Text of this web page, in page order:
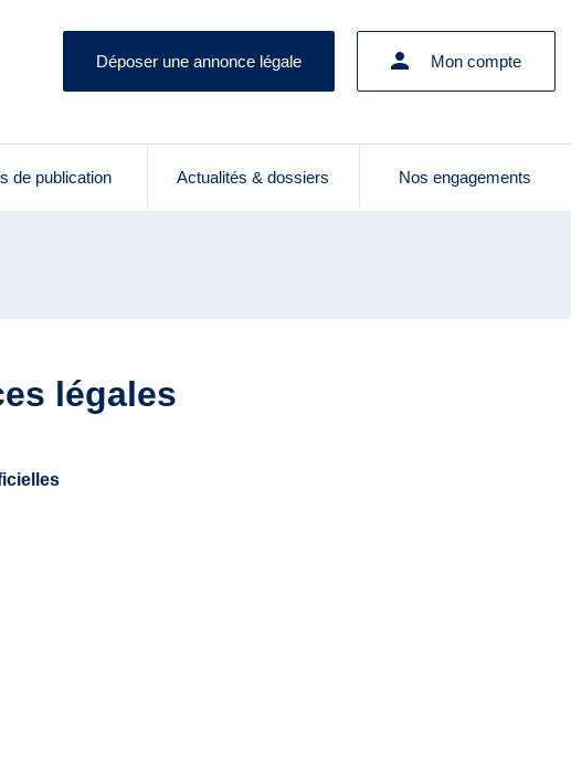
Déposer une annonce légale Mon compte
de publication Actualités & dossiers Nos engagements
légales